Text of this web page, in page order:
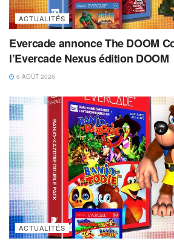
ACTUALITÉS
Evercade annonce The DOOM
l’Evercade Nexus édition DOOM
6 AOÛT 2026
ACTUALITÉS